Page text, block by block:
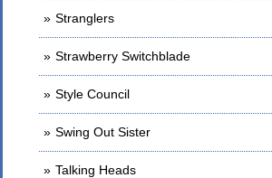
Stranglers
Strawberry Switchblade
Style Council
Swing Out Sister
Talking Heads